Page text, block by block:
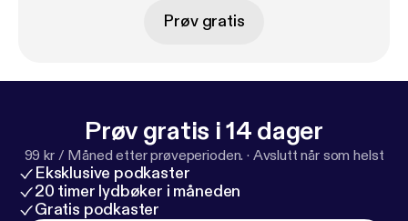
Prøv gratis
Prøv gratis i 14 dager
99 kr / Måned etter prøveperioden. · Avslutt når som helst
Eksklusive podkaster
20 timer lydbøker i måneden
Gratis podkaster